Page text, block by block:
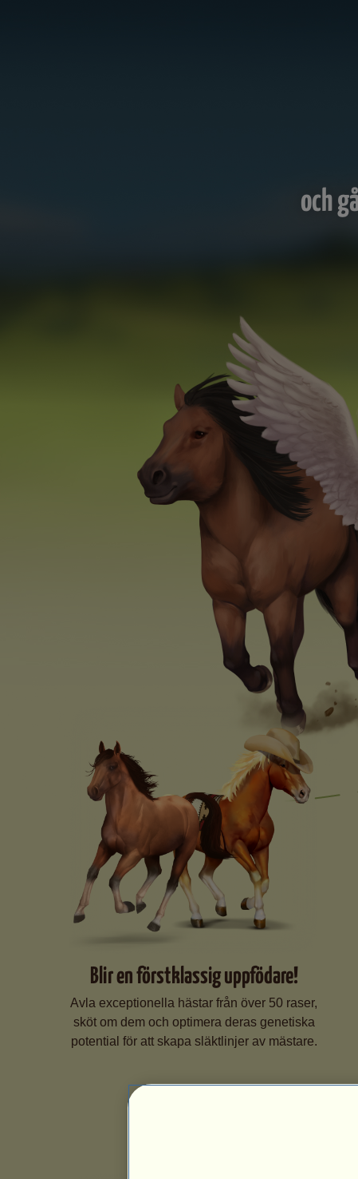
och
Blir en förstklassig uppfödare!
Avla exceptionella hästar från över 50 raser,
sköt om dem och optimera deras genetiska
potential för att skapa släktlinjer av mästare.